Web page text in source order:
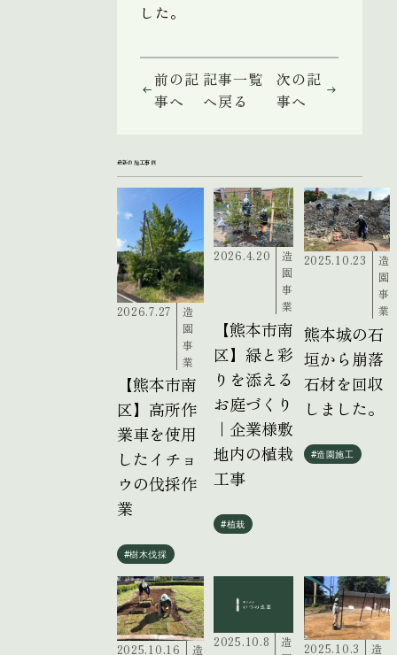
した。
前の記
事へ
記事一覧
へ戻る
次の記
事へ
最新の施工事例
2026.7.27
造
園
事
業
【熊本市南
区】高所作
業車を使用
したイチョ
ウの伐採作
業
#樹木伐採
2026.4.20
造
園
事
業
【熊本市南
区】緑と彩
りを添える
お庭づくり
｜企業様敷
地内の植栽
工事
#植栽
2025.10.23
造
園
事
業
熊本城の石
垣から崩落
石材を回収
しました。
#造園施工
2025.10.16 造
2025.10.8
造
2025.10.3 造